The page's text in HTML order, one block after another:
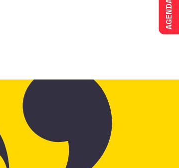
AGENDA